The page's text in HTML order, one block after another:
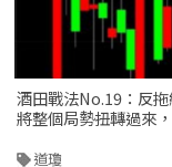
酒田戰法No.19：反
將整個局勢扭轉過來
道瓊